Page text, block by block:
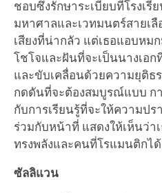
ชอบซึ่งรักษาระเบียบที่โรงเ
มหาศาลและเวทมนตร์สายเ
เสียงที่น่ากลัว แต่เธอแอบห
โชโจและฝันที่จะเป็นนางเอก
และขับเคลื่อนด้วยความยุติธ
กดดันที่จะต้องสมบูรณ์แบบ กา
กับการเรียนรู้ที่จะให้ความป
ร่วมกับหน้าที่ แสดงให้เห็นว่า
ทรงพลังและคนที่โรแมนติกได้
ซัลลิแวน